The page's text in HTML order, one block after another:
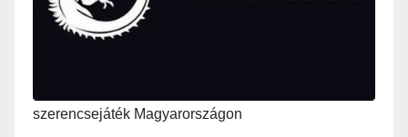
szerencsejáték Magyarországon